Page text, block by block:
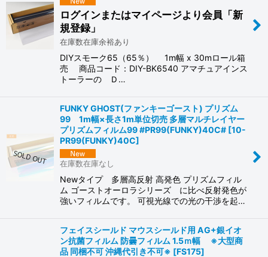
ログインまたはマイページより会員「新
規登録」
在庫数在庫余裕あり
DIYスモーク65（65％） 1m幅 x 30mロール箱
売 商品コード：DIY-BK6540 アマチュアインス
トーラーの Ｄ…
FUNKY GHOST(ファンキーゴースト) プリズム
99 1m幅×長さ1m単位切売 多層マルチレイヤー
プリズムフィルム99 #PR99(FUNKY)40C# [10-
PR99(FUNKY)40C]
在庫数在庫なし
Newタイプ 多層高反射 高発色 プリズムフィル
ム ゴーストオーロラシリーズ に比べ反射発色が
強いフィルムです。 可視光線での光の干渉を起…
フェイスシールド マウスシールド用 AG+銀イオ
ン抗菌フィルム 防曇フィルム 1.5ｍ幅 ※大型商
品 同梱不可 沖縄代引き不可※ [FS175]